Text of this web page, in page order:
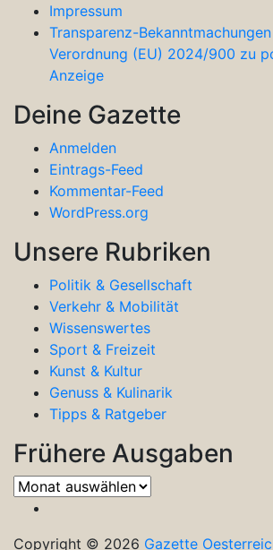
Impressum
Transparenz-
Verordnung (EU) 2024/900 zu
Anzeige
Deine Gazette
Anmelden
Eintrags-Feed
Kommentar-Feed
WordPress.org
Unsere Rubriken
Politik & Gesellschaft
Verkehr & Mobilität
Wissenswertes
Sport & Freizeit
Kunst & Kultur
Genuss & Kulinarik
Tipps & Ratgeber
Frühere Ausgaben
Frühere
Ausgaben
Copyright © 2026 Gazette